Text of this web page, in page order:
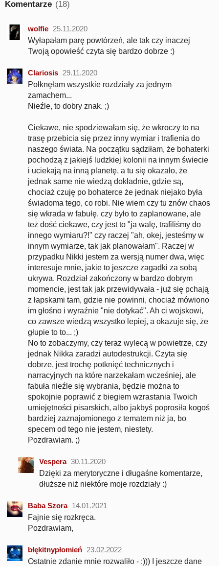
Komentarze (18)
wolfie 25.11.2020
Wyłapałam parę powtórzeń, ale tak czy inaczej
Twoją opowieść czyta się bardzo dobrze :)
Clariosis 29.11.2020
Połknęłam wszystkie rozdziały za jednym
zamachem...
Nieźle, to dobry znak. ;)
Ciekawe, nie spodziewałam się, że wkroczy to na
trasę przebicia się przez inny wymiar i trafienia do
naszego świata. Na początku sądziłam, że bohaterki
pochodzą z jakiejś ludzkiej kolonii na innym świecie
i uciekają na inną planetę, a tu się okazało, że
jednak same nie wiedzą dokładnie, gdzie są,
chociaż czuję po bohaterce że jednak niejako była
świadoma tego, co robi. Nie wiem czy tu znów chaos
się wkrada w fabułę, czy było to zaplanowane, ale
też dość ciekawe, czy jest to "ja walę, trafiliśmy do
innego wymiaru?!" czy raczej "ah, okej, jesteśmy w
innym wymiarze, tak jak planowałam". Raczej w
przypadku Nikki jestem za wersją numer dwa, więc
interesuje mnie, jakie to jeszcze zagadki za sobą
ukrywa. Rozdział zakończony w bardzo dobrym
momencie, jest tak jak przewidywała - już się pchają
z łapskami tam, gdzie nie powinni, chociaż mówiono
im głośno i wyraźnie "nie dotykać". Ah ci wojskowi,
co zawsze wiedzą wszystko lepiej, a okazuje się, że
głupie to to... ;)
No to zobaczymy, czy teraz wylecą w powietrze, czy
jednak Nikka zaradzi autodestrukcji. Czyta się
dobrze, jest trochę potknięć technicznych i
narracyjnych na które narzekałam wcześniej, ale
fabuła nieźle się wybrania, będzie można to
spokojnie poprawić z biegiem wzrastania Twoich
umiejętności pisarskich, albo jakbyś poprosiła kogoś
bardziej zaznajomionego z tematem niż ja, bo
specem od tego nie jestem, niestety.
Pozdrawiam. ;)
Vespera 30.11.2020
Dzięki za merytoryczne i długaśne komentarze,
dłuższe niż niektóre moje rozdziały :)
Baba Szora 14.01.2021
Fajnie się rozkręca.
Pozdrawiam,
błękitnypłomień 23.02.2022
Ostatnie zdanie mnie rozwaliło - :))) I jeszcze dane